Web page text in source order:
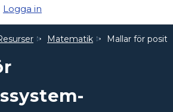
Logga in
Matematik Mallar för